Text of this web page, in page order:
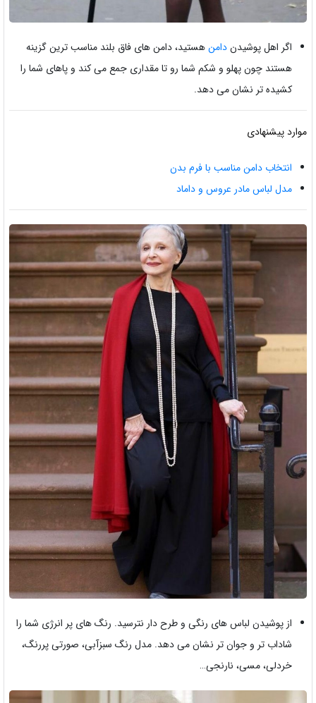
اگر اهل پوشیدندامنهستید، دامن های فاق بلند مناسب ترین گزینه
هستند چون پهلو و شکم شما رو تا مقداری جمع می کند و پاهای شما را
کشیده تر نشان می دهد.
موارد پیشنهادی
انتخاب دامن مناسب با فرم بدن
مدل لباس مادر عروس و داماد
از پوشیدن لباس های رنگی و طرح دار نترسید. رنگ های پر انرژی شما را
شاداب تر و جوان تر نشان می دهد. مدل رنگ سبزآبی، صورتی پررنگ،
خردلی، مسی، نارنجی…